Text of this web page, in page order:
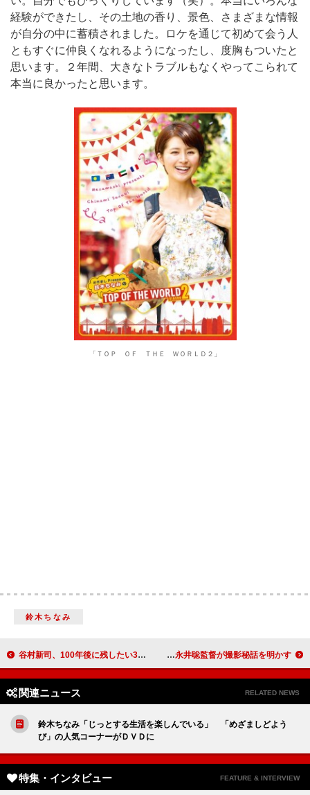
経験ができたし、その土地の香り、景色、さまざまな情報
が自分の中に蓄積されました。ロケを通じて初めて会う人
ともすぐに仲良くなれるようになったし、度胸もついたと
思います。２年間、大きなトラブルもなくやってこられて
本当に良かったと思います。
「ＴＯＰ ＯＦ ＴＨＥ ＷＯＲＬＤ２」
鈴木ちなみ
谷村新司、100年後に残したい30曲を2時間で！ 妻夫木聡主演の映画『ジャッジ！』 永井聡監督が撮影秘話を明かす
関連ニュース RELATED NEWS
鈴木ちなみ「じっとする生活を楽しんでいる」 「めざましどよう
び」の人気コーナーがＤＶＤに
特集・インタビュー FEATURE & INTERVIEW